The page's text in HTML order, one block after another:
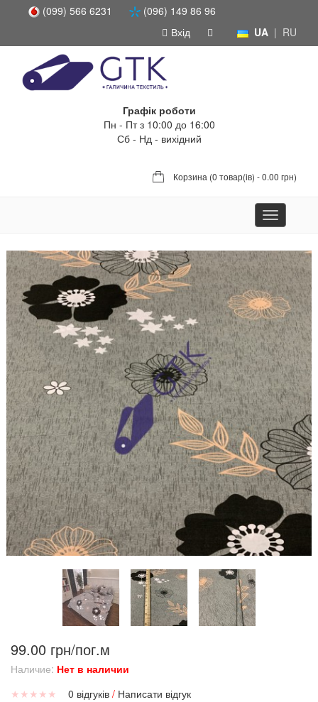
(099) 566 6231
(096) 149 86 96
UA | RU
Вхід
Графік роботи
Пн - Пт з 10:00 до 16:00
Сб - Нд - вихідний
Корзина (0 товар(ів) - 0.00 грн)
Toggle
navigation
99.00 грн/пог.м
Наличие: Нет в наличии
★ ★ ★ ★ ★ 0 відгуків / Написати відгук